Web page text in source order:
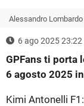
Alessandro Lombardo
6 ago 2025 23:22
GPFans ti porta
6 agosto 2025
Kimi Antonelli